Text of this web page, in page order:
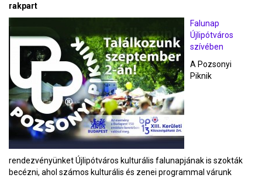
rakpart
Falunap
Újlipótváros
szívében
A Pozsonyi
Piknik
rendezvényünket Újlipótváros kulturális falunapjának is szokták
becézni, ahol számos kulturális és zenei programmal várunk